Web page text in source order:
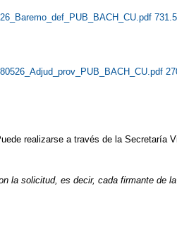
realizarse a través de la Secretaría
la solicitud, es decir, cada firmante de